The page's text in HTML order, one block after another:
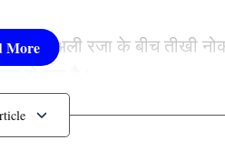
गेंदबाज अली रजा के बीच तीखी
पाकिस्तानी